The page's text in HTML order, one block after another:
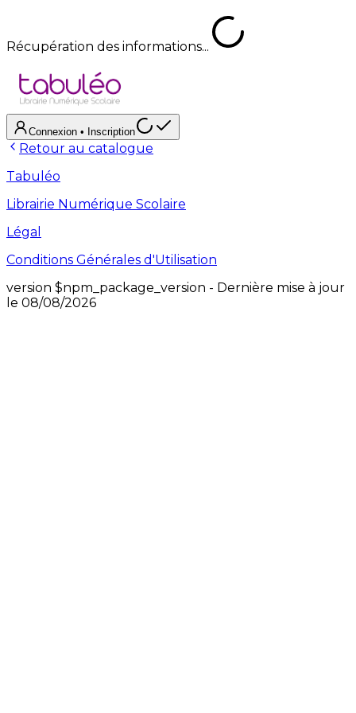
Récupération des informations...
Connexion • Inscription
Retour au catalogue
Tabuléo
Librairie Numérique Scolaire
Légal
Conditions Générales d'Utilisation
version $npm_package_version - Dernière mise à jour
le 08/08/2026